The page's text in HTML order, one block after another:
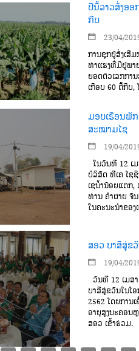
ປີນີ້ລາວສົ່ງອອ
ກີບ
23/04/
ການຊຸກຍູ້ສົ່ງເສີ
ທ່າແຮງທີ່ມີຢູ່ພາ
ຍອດຕົວເລກກາ
ເກືອບ 60 ຕື້ກີບ
ມອບເຮືອນພັກ
ສະໝາມໄຊ
19/04/
ໃນວັນທີ 12 ເ
ບໍລິສັດ ທີເຄ ໂຊ
ເຊນໍ້ານ້ອຍແຕກ
ທ່ານ ຄຳຜາຍ ຈັ
ໃນຄະນະນຳຂອ
ສອວ ບາສີສູ່ຂ
19/04/
ວັນທີ 12 ເມສ
ບາສີສູ່ຂວັນໃນໂ
2562 ໂດຍການ
ອາຍຸສູງນະຄອນ
ສອວ ເຂົ້າຮ່ວມ.